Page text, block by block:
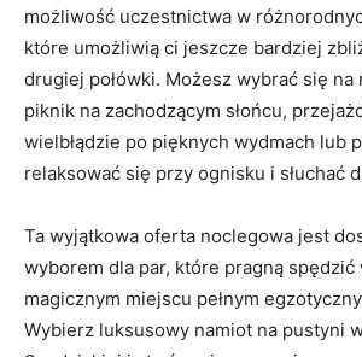
możliwość uczestnictwa w
które‍ umożliwią ci jeszcze bardziej
drugiej połówki. Możesz wybrać się na
piknik na zachodzącym słońcu,
wielbłądzie po pięknych wydmach lub
⁢relaksować się przy ognisku i słuchać
Ta wyjątkowa⁤ oferta noclegowa jest
wyborem dla par, które pragną
magicznym miejscu pełnym
Wybierz luksusowy⁣ namiot na pustyni